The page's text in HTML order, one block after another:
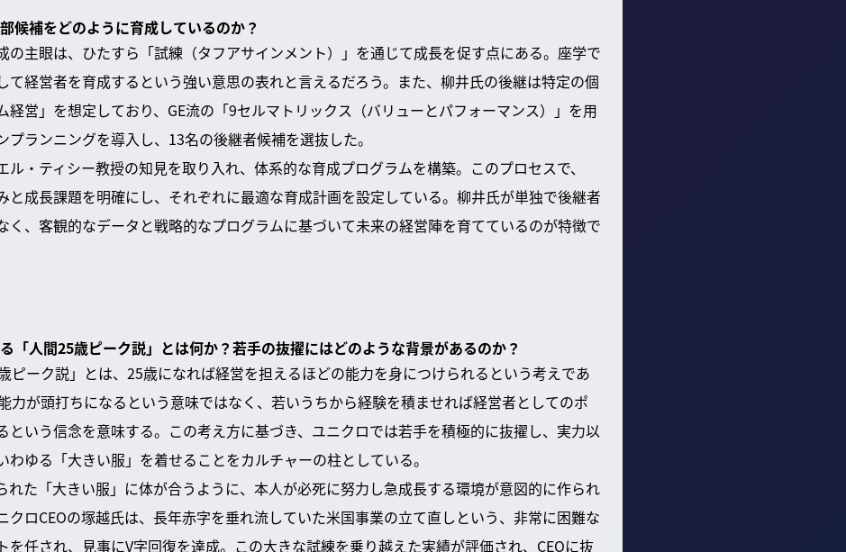
候補をどのように育成しているのか？
の主眼は、ひたすら「試練（タフアサインメント）」を通じて成長を促す点にある。座学で
て経営者を育成するという強い意思の表れと言えるだろう。また、柳井氏の後継は特定の個
経営」を想定しており、GE流の「9セルマトリックス（バリューとパフォーマンス）」を用
プランニングを導入し、13名の後継者候補を選抜した。
ル・ティシー教授の知見を取り入れ、体系的な育成プログラムを構築。このプロセスで、
と成長課題を明確にし、それぞれに最適な育成計画を設定している。柳井氏が単独で後継者
く、客観的なデータと戦略的なプログラムに基づいて未来の経営陣を育てているのが特徴で
「人間25歳ピーク説」とは何か？若手の抜擢にはどのような背景があるのか？
ピーク説」とは、25歳になれば経営を担えるほどの能力を身につけられるという考えであ
力が頭打ちになるという意味ではなく、若いうちから経験を積ませれば経営者としてのポ
という信念を意味する。この考え方に基づき、ユニクロでは若手を積極的に抜擢し、実力以
わゆる「大きい服」を着せることをカルチャーの柱としている。
れた「大きい服」に体が合うように、本人が必死に努力し急成長する環境が意図的に作られ
クロCEOの塚越氏は、長年赤字を垂れ流していた米国事業の立て直しという、非常に困難な
を任され、見事にV字回復を達成。この大きな試練を乗り越えた実績が評価され、CEOに抜